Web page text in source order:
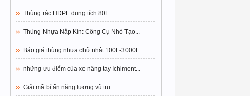
Thùng rác HDPE dung tích 80L
Thùng Nhựa Nắp Kín: Công Cụ Nhỏ Tạo...
Báo giá thùng nhựa chữ nhật 100L-3000L...
những ưu điểm của xe nâng tay Ichiment...
Giải mã bí ẩn năng lượng vũ trụ